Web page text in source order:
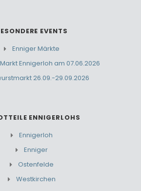
EVENTS
Enniger Märkte
Ennigerloh am 07.06.2026
26.09.-29.09.2026
ENNIGERLOHS
Ennigerloh
Enniger
Ostenfelde
Westkirchen